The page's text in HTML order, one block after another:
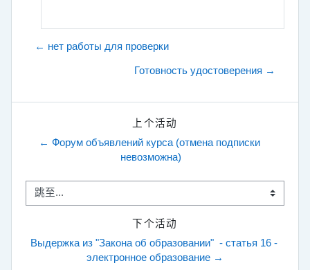
← нет работы для проверки
Готовность удостоверения →
上个活动
← Форум объявлений курса (отмена подписки
невозможна)
跳至...
下个活动
Выдержка из "Закона об образовании"  - статья 16 -
электронное образование →